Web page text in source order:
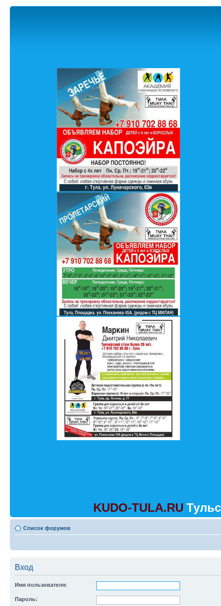
KUDO-TULA.RU
Список форумов
Вход
Имя пользователя:
Пароль: